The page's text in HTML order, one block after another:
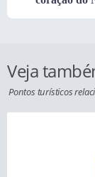
Veja
Pontos turísticos